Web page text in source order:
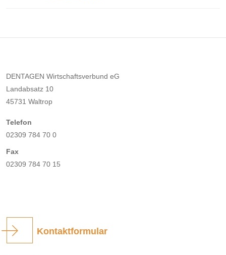
DENTAGEN Wirtschaftsverbund eG
Landabsatz 10
45731 Waltrop
Telefon
02309 784 70 0
Fax
02309 784 70 15
Kontaktformular